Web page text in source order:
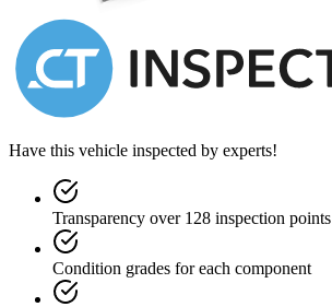
Have this vehicle inspected by experts!
Transparency over 128 inspection points
Condition grades for each component